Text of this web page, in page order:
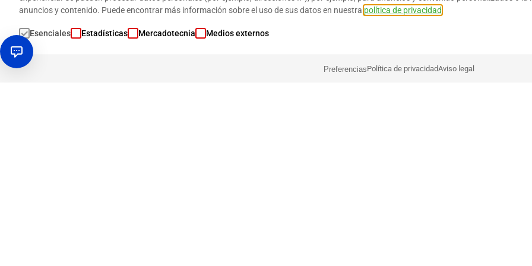
anuncios y contenido. Puede encontrar más información sobre el uso de sus datos en nuestra política de privacidad
Esenciales Estadísticas Mercadotecnia Medios externos
PreferenciasPolítica de privacidadAviso legal